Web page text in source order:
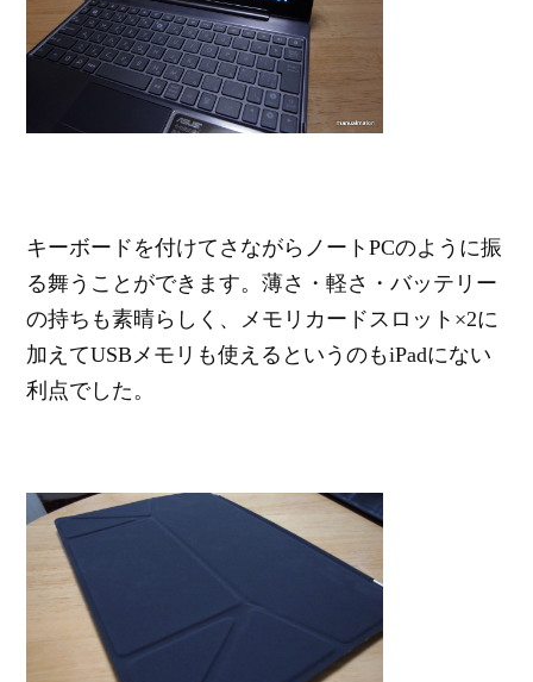
キーボードを付けてさながらノートPCのように振
る舞うことができます。薄さ・軽さ・バッテリー
の持ちも素晴らしく、メモリカードスロット×2に
加えてUSBメモリも使えるというのもiPadにない
利点でした。